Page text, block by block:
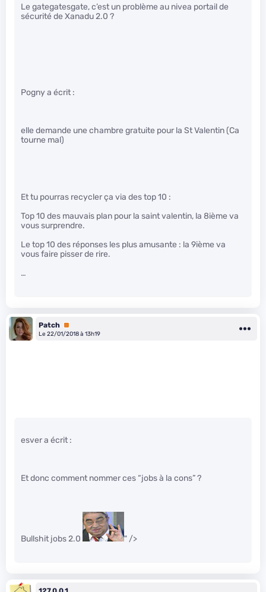
Le gategatesgate, c’est un problème au nivea portail de
sécurité de Xanadu 2.0 ?
Pogny a écrit :
elle demande une chambre gratuite pour la St Valentin (Ca
tourne mal)
Et tu pourras recycler ça via des top 10 :
Top 10 des mauvais plan pour la saint valentin, la 8ième va
vous surprendre.
Le top 10 des réponses les plus amusante : la 9ième va
vous faire pisser de rire.
…
Patch Premium
Le 22/01/2018 à 13h19
esver a écrit :
Et donc comment nommer ces “jobs à la cons” ?
Bullshit jobs 2.0 " />